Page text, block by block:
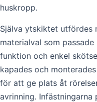
huskropp.
Själva ytskiktet utfördes
materialval som
funktion och enkel
kapades och
för att ge plats åt
avrinning.